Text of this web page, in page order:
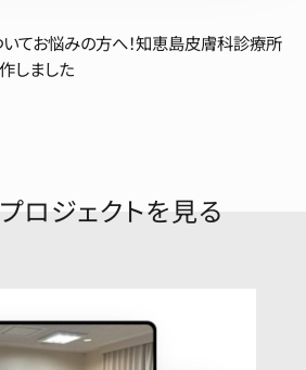
てお悩みの方へ！知恵島皮膚科診療所
しました
ロジェクトを見る